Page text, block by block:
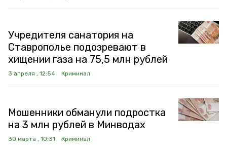
Учредителя санатория на
Ставрополье подозревают в
хищении газа на 75,5 млн рублей
3 апреля , 12:54 Криминал
Мошенники обманули подростка
на 3 млн рублей в Минводах
30 марта , 10:31 Криминал